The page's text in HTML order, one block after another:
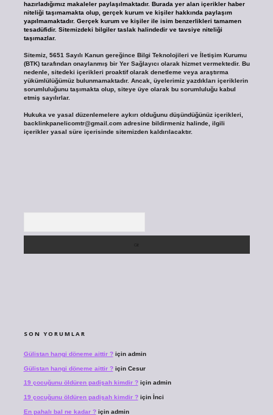
hazırladığımız makaleler paylaşılmaktadır. Burada yer alan içerikler haber
niteliği taşımamakta olup, gerçek kurum ve kişiler hakkında paylaşım
yapılmamaktadır. Gerçek kurum ve kişiler ile isim benzerlikleri tamamen
tesadüfidir. Sitemizdeki bilgiler taslak halindedir ve tavsiye niteliği
taşımazlar.
Sitemiz, 5651 Sayılı Kanun gereğince Bilgi Teknolojileri ve İletişim Kurumu
(BTK) tarafından onaylanmış bir Yer Sağlayıcı olarak hizmet vermektedir. Bu
nedenle, sitedeki içerikleri proaktif olarak denetleme veya araştırma
yükümlülüğümüz bulunmamaktadır. Ancak, üyelerimiz yazdıkları içeriklerin
sorumluluğunu taşımakta olup, siteye üye olarak bu sorumluluğu kabul
etmiş sayılırlar.
Hukuka ve yasal düzenlemelere aykırı olduğunu düşündüğünüz içerikleri,
backlinkpanelicomtr@gmail.comadresine bildirmeniz halinde, ilgili
içerikler yasal süre içerisinde sitemizden kaldırılacaktır.
SON YORUMLAR
Gülistan hangi döneme aittir ?için admin
Gülistan hangi döneme aittir ?için Cesur
19 çocuğunu öldüren padişah kimdir ?için admin
19 çocuğunu öldüren padişah kimdir ?için İnci
En pahalı bal ne kadar ?için admin